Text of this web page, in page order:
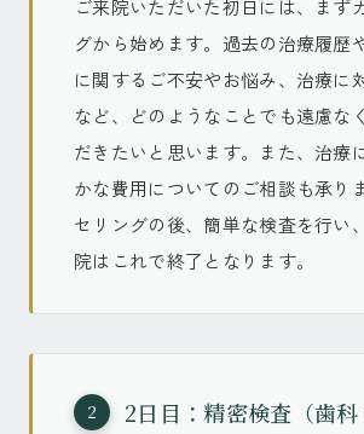
ご来院いただいた初日には、まず
グから始めます。過去の治療履歴
に関するご不安やお悩み、治療に
など、どのようなことでも遠慮な
だきたいと思います。また、治療
かな費用についてのご相談も承り
セリングの後、簡単な検査を行い
院はこれで終了となります。
2 2日目：精密検査（歯科